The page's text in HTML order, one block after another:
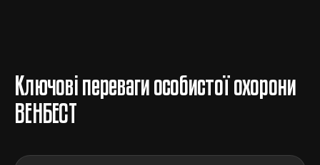
Ключові переваги особистої охорони
ВЕНБЕСТ